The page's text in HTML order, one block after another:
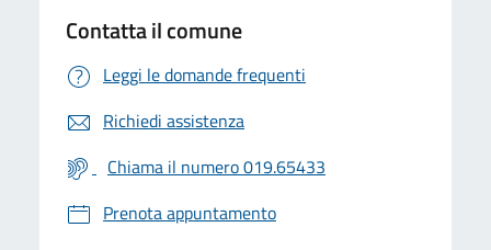
Contatta il comune
Leggi le domande frequenti
Richiedi assistenza
Chiama il numero 019.65433
Prenota appuntamento